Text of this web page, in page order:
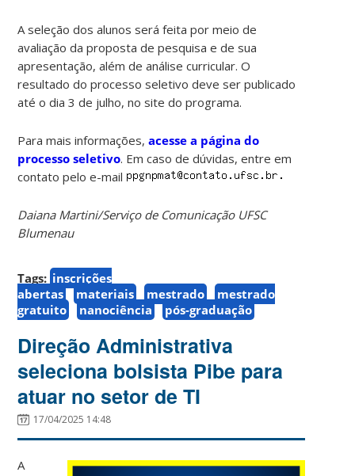
A seleção dos alunos será feita por meio de
avaliação da proposta de pesquisa e de sua
apresentação, além de análise curricular. O
resultado do processo seletivo deve ser publicado
até o dia 3 de julho, no site do programa.
Para mais informações,acesse a página do
processo seletivo. Em caso de dúvidas, entre em
contato pelo e-mail
Daiana Martini/Serviço de Comunicação UFSC
Blumenau
Tags: inscrições
abertas
materiais mestrado
mestrado
gratuito
nanociência pós-graduação
Direção Administrativa
seleciona bolsista Pibe para
atuar no setor de TI
17/04/2025 14:48
A